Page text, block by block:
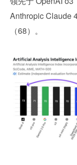
Anthropic Claude
（68）。